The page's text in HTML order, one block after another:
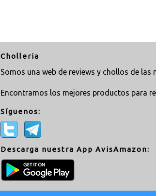
Cholleria
Somos una web de reviews y chollos de
Encontramos los mejores productos para
Síguenos:
Descarga nuestra App AvisAmazon: